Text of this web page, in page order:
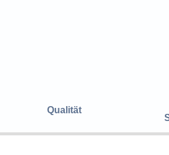
Qualität